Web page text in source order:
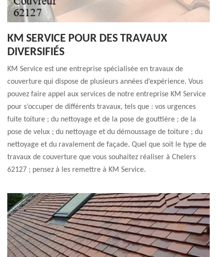
KM SERVICE POUR DES TRAVAUX
DIVERSIFIÉS
KM Service est une entreprise spécialisée en travaux de
couverture qui dispose de plusieurs années d’expérience. Vous
pouvez faire appel aux services de notre entreprise KM Service
pour s’occuper de différents travaux, tels que : vos urgences
fuite toiture ; du nettoyage et de la pose de gouttière ; de la
pose de velux ; du nettoyage et du démoussage de toiture ; du
nettoyage et du ravalement de façade. Quel que soit le type de
travaux de couverture que vous souhaitez réaliser à Chelers
62127 ; pensez à les remettre à KM Service.